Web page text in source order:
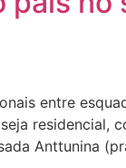
entre
residencial,
Anttunina